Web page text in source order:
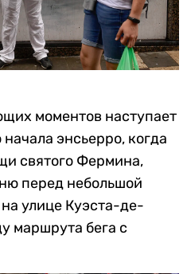
моментов наступает
энсьерро, когда
святого Фермина,
перед небольшой
на улице Куэста-де-
маршрута бега с